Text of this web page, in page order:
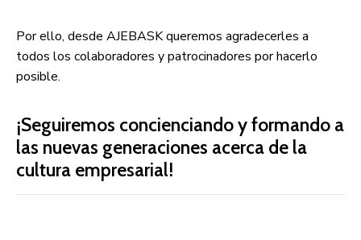
Por ello, desde AJEBASK queremos agradecerles a
todos los colaboradores y patrocinadores por hacerlo
posible.
¡Seguiremos concienciando y formando a
las nuevas generaciones acerca de la
cultura empresarial!